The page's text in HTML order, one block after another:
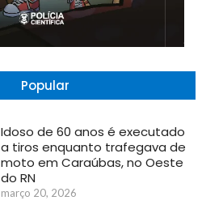
Popular
Idoso de 60 anos é executado
a tiros enquanto trafegava de
moto em Caraúbas, no Oeste
do RN
março 20, 2026